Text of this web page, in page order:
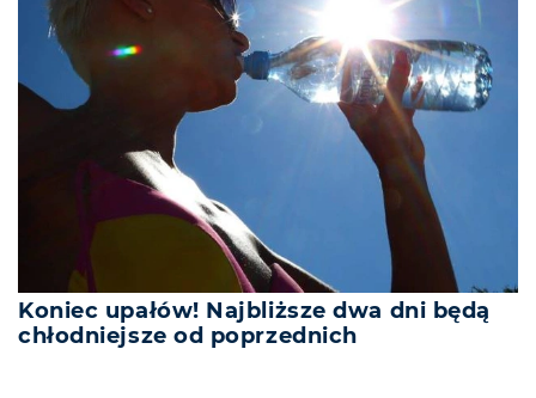
Koniec upałów! Najbliższe dwa dni będą
chłodniejsze od poprzednich